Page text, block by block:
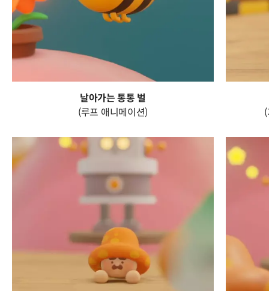
날아가는 통통 벌
(루프 애니메이션)